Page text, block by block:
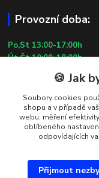
Provozní doba:
Po,St 13:00-17:00h
Út,Čt 10:00-18:00h
Pá 10:00-13:00h
So,Ne ZAVŘENO
29.7.2026 (St) 10:00-
Kontakty
+420
🍪 Jak
Soubory cookies
shopu a v případě
webu, měření
oblíbeného
odpovídajících
Přijmout